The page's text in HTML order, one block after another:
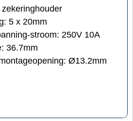
5 x 20mm
stroom: 250V 10A
36.7mm
Ø13.2mm